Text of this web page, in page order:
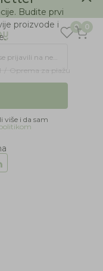
Paketa preko 4.000 RSD
0 0
Oprema za plažu
Budite prvi
proizvode i
i da sam